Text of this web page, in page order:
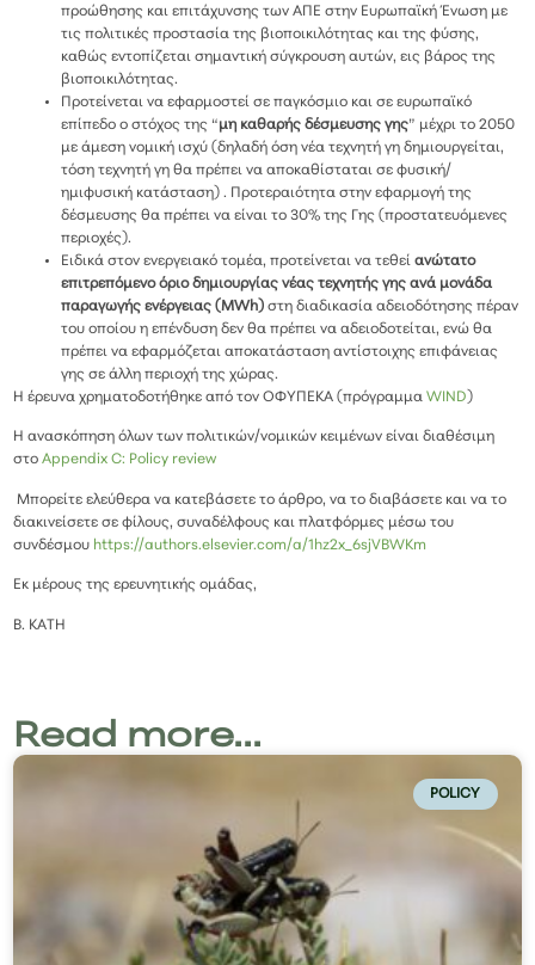
προώθησης και επιτάχυνσης των ΑΠΕ στην Ευρωπαϊκή Ένωση με
τις πολιτικές προστασία της βιοποικιλότητας και της φύσης,
καθώς εντοπίζεται σημαντική σύγκρουση αυτών, εις βάρος της
βιοποικιλότητας.
Προτείνεται να εφαρμοστεί σε παγκόσμιο και σε ευρωπαϊκό
επίπεδο ο στόχος της “μη καθαρής δέσμευσης γης” μέχρι το 2050
με άμεση νομική ισχύ (δηλαδή όση νέα τεχνητή γη δημιουργείται,
τόση τεχνητή γη θα πρέπει να αποκαθίσταται σε φυσική/
ημιφυσική κατάσταση) . Προτεραιότητα στην εφαρμογή της
δέσμευσης θα πρέπει να είναι το 30% της Γης (προστατευόμενες
περιοχές).
Ειδικά στον ενεργειακό τομέα, προτείνεται να τεθεί ανώτατο
επιτρεπόμενο όριο δημιουργίας νέας τεχνητής γης ανά μονάδα
παραγωγής ενέργειας (MWh) στη διαδικασία αδειοδότησης πέραν
του οποίου η επένδυση δεν θα πρέπει να αδειοδοτείται, ενώ θα
πρέπει να εφαρμόζεται αποκατάσταση αντίστοιχης επιφάνειας
γης σε άλλη περιοχή της χώρας.
Η έρευνα χρηματοδοτήθηκε από τον ΟΦΥΠΕΚΑ (πρόγραμμαWIND )
Η ανασκόπηση όλων των πολιτικών/νομικών κειμένων είναι διαθέσιμη
στοAppendix C: Policy review
Μπορείτε ελεύθερα να κατεβάσετε το άρθρο, να το διαβάσετε και να το
διακινείσετε σε φίλους, συναδέλφους και πλατφόρμες μέσω του
συνδέσμου https://authors.elsevier.com/a/1hz2x_6sjVBWKm
Εκ μέρους της ερευνητικής ομάδας,
Β. ΚΑΤΗ
Read more...
POLICY